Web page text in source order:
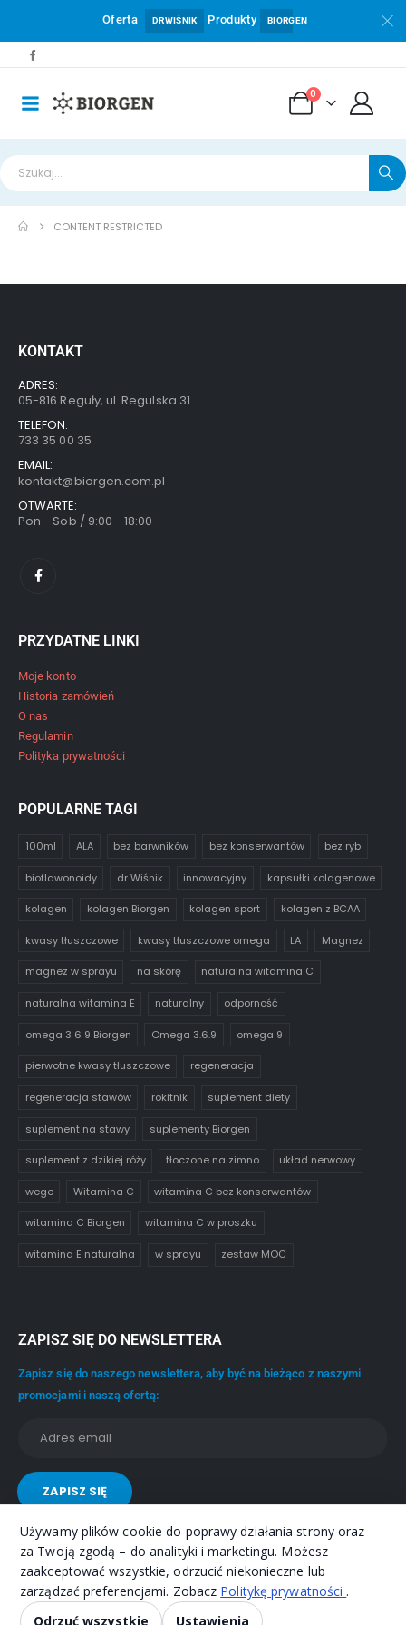
Oferta DRWIŚNIK Produkty BIORGEN
0
CONTENT RESTRICTED
KONTAKT
ADRES:
05-816 Reguły, ul. Regulska 31
TELEFON:
733 35 00 35
EMAIL:
kontakt@biorgen.com.pl
OTWARTE:
Pon - Sob / 9:00 - 18:00
PRZYDATNE LINKI
Moje konto
Historia zamówień
O nas
Regulamin
Polityka prywatności
POPULARNE TAGI
100ml ALA bez barwników bez konserwantów bez ryb
bioflawonoidy dr Wiśnik innowacyjny kapsułki kolagenowe
kolagen kolagen Biorgen kolagen sport kolagen z BCAA
kwasy tłuszczowe kwasy tłuszczowe omega LA Magnez
magnez w sprayu na skórę naturalna witamina C
naturalna witamina E naturalny odporność
omega 3 6 9 Biorgen Omega 3.6.9 omega 9
pierwotne kwasy tłuszczowe regeneracja
regeneracja stawów rokitnik suplement diety
suplement na stawy suplementy Biorgen
suplement z dzikiej róży tłoczone na zimno układ nerwowy
wege Witamina C witamina C bez konserwantów
witamina C Biorgen witamina C w proszku
witamina E naturalna w sprayu zestaw MOC
ZAPISZ SIĘ DO NEWSLETTERA
Zapisz się do naszego newslettera, aby być na bieżąco z naszymi
promocjami i naszą ofertą:
© BIORGEN. 2003. All Rights Reserved
Używamy plików cookie do poprawy działania strony oraz –
za Twoją zgodą – do analityki i marketingu. Możesz
zaakceptować wszystkie, odrzucić niekonieczne lub
zarządzać preferencjami. Zobacz Politykę prywatności .
Odrzuć wszystkie
Ustawienia